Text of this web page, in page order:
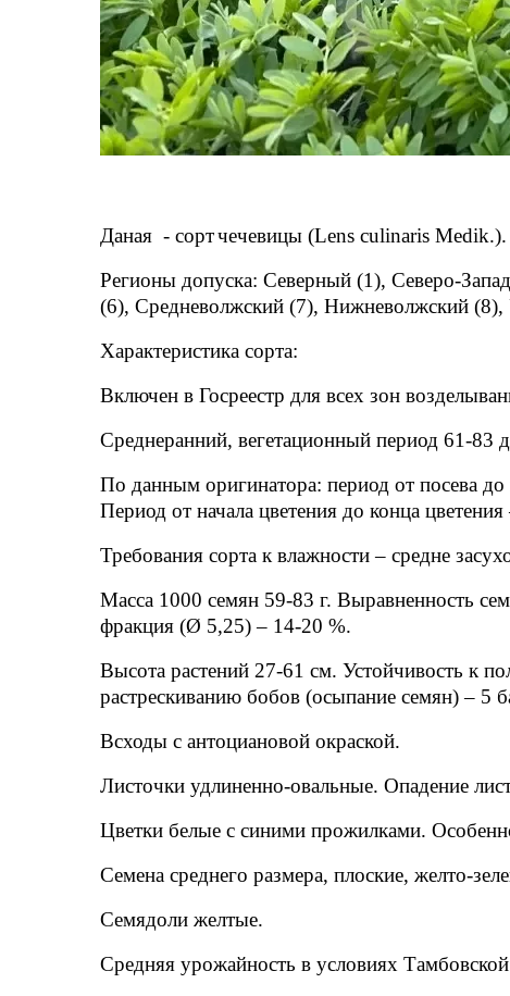
Даная - сортчечевицы (Lens culinaris Medik.).
Регионы допуска: Северный (1), Северо-
(6), Средневолжский (7), Нижневолжский
Характеристика сорта:
Включен в Госреестр для всех зон
Среднеранний, вегетационный период 61-83
По данным оригинатора: период от посева
Период от начала цветения до конца
Требования сорта к влажности – средне
Масса 1000 семян 59-83 г. Выравненность
фракция (Ø 5,25) – 14-20 %.
Высота растений 27-61 см. Устойчивость к
растрескиванию бобов (осыпание семян) – 5
Всходы с антоциановой окраской.
Листочки удлиненно-овальные. Опадение
Цветки белые с синими прожилками.
Семена среднего размера, плоские, желто-
Семядоли желтые.
Средняя урожайность в условиях